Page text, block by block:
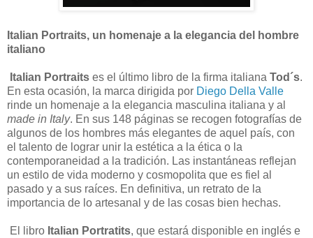
Italian Portraits, un homenaje a la elegancia del hombre
italiano
Italian Portraits es el último libro de la firma italiana Tod´s.
En esta ocasión, la marca dirigida por Diego Della Valle
rinde un homenaje a la elegancia masculina italiana y al
made in Italy. En sus 148 páginas se recogen fotografías de
algunos de los hombres más elegantes de aquel país, con
el talento de lograr unir la estética a la ética o la
contemporaneidad a la tradición. Las instantáneas reflejan
un estilo de vida moderno y cosmopolita que es fiel al
pasado y a sus raíces. En definitiva, un retrato de la
importancia de lo artesanal y de las cosas bien hechas.
El libro Italian Portratits, que estará disponible en inglés e